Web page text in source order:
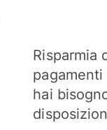
Risparmia
hai